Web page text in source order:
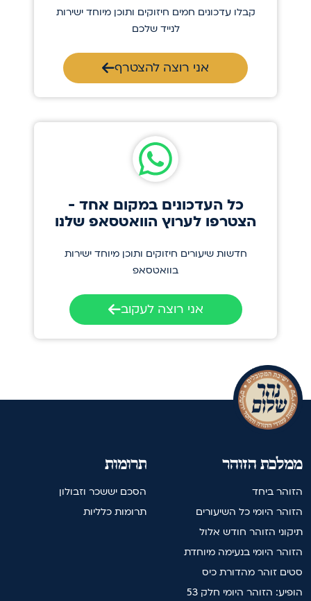
קבלו עדכונים חמים חיזוקים ותוכן מיוחד ישירות
לנייד שלכם
אני רוצה להצטרף
כל העדכונים במקום אחד -
הצטרפו לערוץ הוואטסאפ שלנו
חדשות שיעורים חיזוקים ותוכן מיוחד ישירות
בוואטסאפ
אני רוצה לעקוב
תרומות
הסכם יששכר וזבולון
תרומות כלליות
ממלכת הזוהר
הזוהר ביחד
הזוהר היומי כל השיעורים
תיקוני הזוהר חודש אלול
הזוהר היומי בנעימה מיוחדת
סטים זוהר מהדורת כיס
הופיע: הזוהר היומי חלק 53